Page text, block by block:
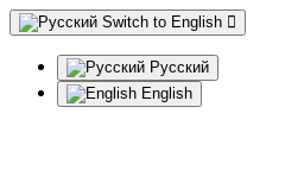
Switch to English
Русский
English